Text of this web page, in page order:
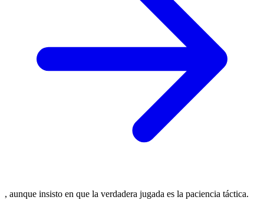
, aunque insisto en que la verdadera jugada es la paciencia táctica.